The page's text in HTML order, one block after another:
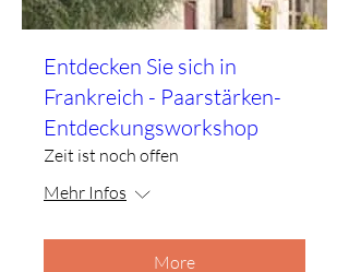
Entdecken Sie sich in
Frankreich - Paarstärken-
Entdeckungsworkshop
Zeit ist noch offen
Mehr Infos
More